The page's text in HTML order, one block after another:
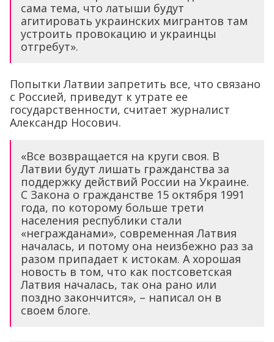
сама тема, что латыши будут
агитировать украинских мигрантов там
устроить провокацию и украинцы
отгребут».
Попытки Латвии запретить все, что связано
с Россией, приведут к утрате ее
государственности, считает журналист
Александр Носович.
«Все возвращается на круги своя. В
Латвии будут лишать гражданства за
поддержку действий России на Украине.
С Закона о гражданстве 15 октября 1991
года, по которому больше трети
населения республики стали
«негражданами», современная Латвия
началась, и потому она неизбежно раз за
разом припадает к истокам. А хорошая
новость в том, что как постсоветская
Латвия началась, так она рано или
поздно закончится», – написал он в
своем блоге.